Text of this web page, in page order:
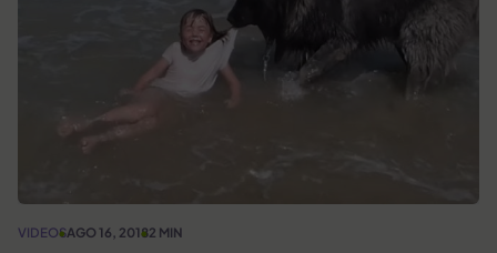
VIDEOSAGO 16, 20182 MIN